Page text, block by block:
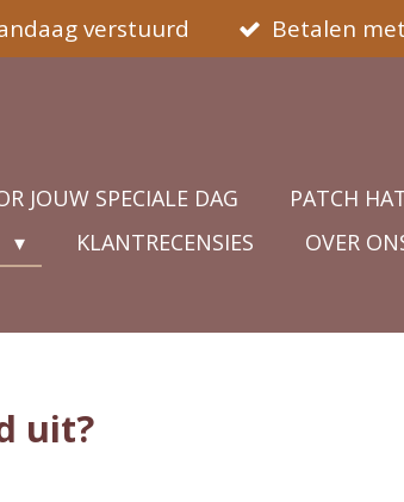
verstuurd Betalen
JOUW SPECIALE DAG
PATCH
KLANTRECENSIES OVER
uit?